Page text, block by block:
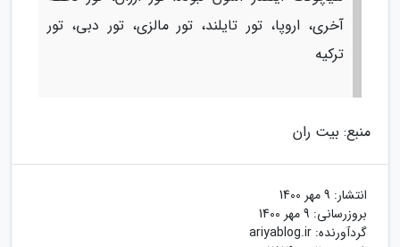
آخری، اروپا، تور تایلند، تور مالزی، تور دبی، تور
ترکیه
منبع: بیت ران
انتشار: 9 مهر 1400
بروزرسانی: 9 مهر 1400
گردآورنده: ariyablog.ir